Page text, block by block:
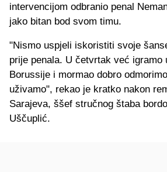
intervencijom odbranio penal
jako bitan bod svom timu.
"Nismo uspjeli iskoristiti svoje
prije penala. U četvrtak već igramo
Borussije i mormao dobro
uživamo", rekao je kratko nakon
Sarajeva, ššef stručnog štaba
Uščuplić.